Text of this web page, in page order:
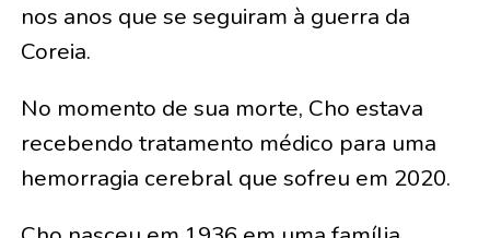
nos anos que se seguiram à guerra da
Coreia.
No momento de sua morte, Cho estava
recebendo tratamento médico para uma
hemorragia cerebral que sofreu em 2020.